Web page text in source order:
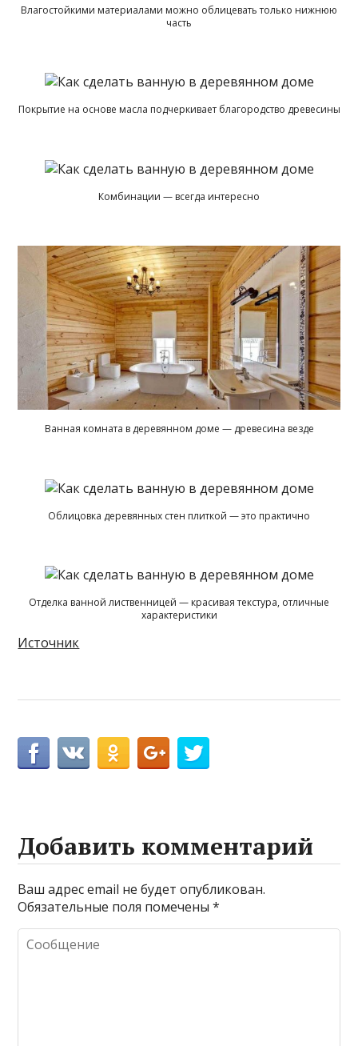
Влагостойкими материалами можно облицевать только нижнюю
часть
Покрытие на основе масла подчеркивает благородство древесины
Комбинации — всегда интересно
Ванная комната в деревянном доме — древесина везде
Облицовка деревянных стен плиткой — это практично
Отделка ванной лиственницей — красивая текстура, отличные
характеристики
Источник
Добавить комментарий
Ваш адрес email не будет опубликован.
Обязательные поля помечены*